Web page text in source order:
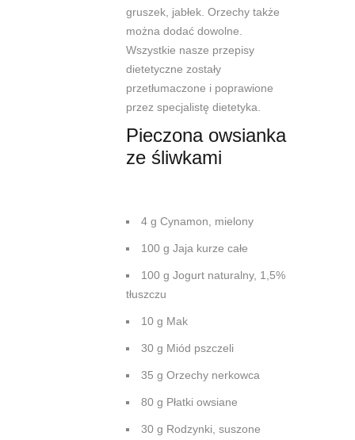
gruszek, jabłek. Orzechy także
można dodać dowolne.
Wszystkie nasze przepisy
dietetyczne zostały
przetłumaczone i poprawione
przez specjalistę dietetyka.
Pieczona owsianka
ze śliwkami
4 g Cynamon, mielony
100 g Jaja kurze całe
100 g Jogurt naturalny, 1,5%
tłuszczu
10 g Mak
30 g Miód pszczeli
35 g Orzechy nerkowca
80 g Płatki owsiane
30 g Rodzynki, suszone